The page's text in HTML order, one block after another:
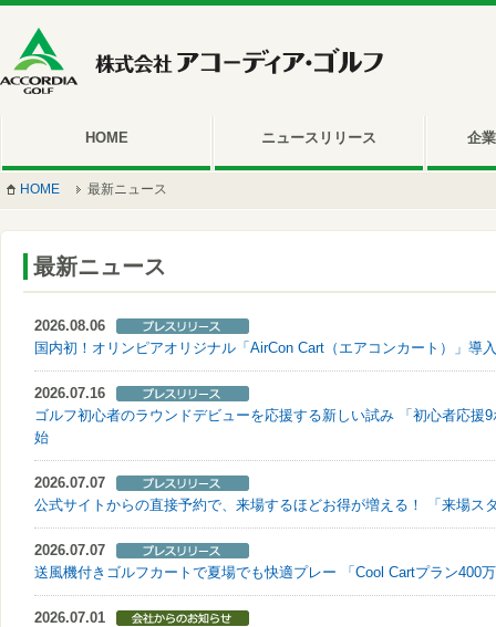
HOME ニュースリリース 企
HOME 最新ニュース
最新ニュース
2026.08.06
国内初！オリンピアオリジナル「AirCon Cart（エアコンカート）」導入
2026.07.16
ゴルフ初心者のラウンドデビューを応援する新しい試み 「初心者応援
始
2026.07.07
公式サイトからの直接予約で、来場するほどお得が増える！ 「来場ス
2026.07.07
送風機付きゴルフカートで夏場でも快適プレー 「Cool Cartプラン400
2026.07.01